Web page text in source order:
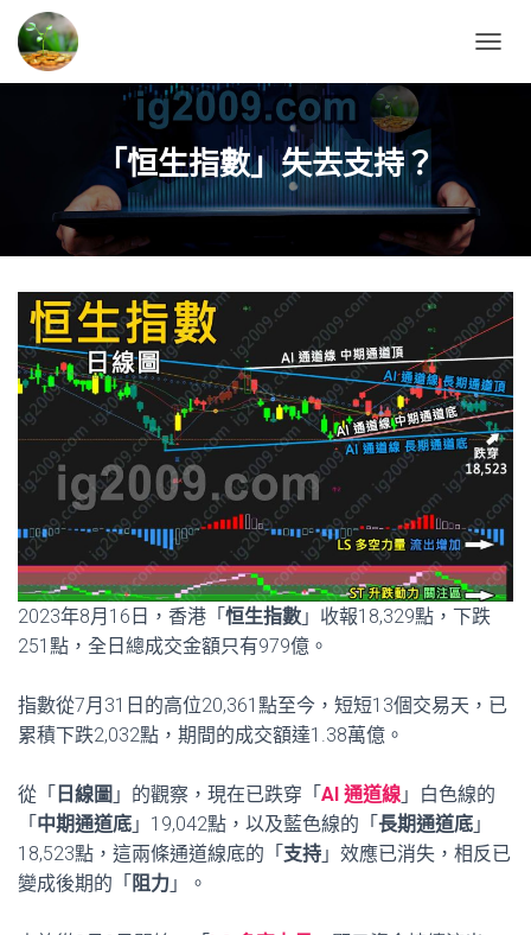
O
A
T
O
N
「恒生指數」失去支持？
2023年8月16日，香港「 恒生指數 」收報18,329點，下跌
251點，全日總成交金額只有979億。
指數從7月31日的高位20,361點至今，短短13個交易天，已
累積下跌2,032點，期間的成交額達1.38萬億。
從「 日線圖 」的觀察，現在已跌穿「 AI 通道線 」白色線的
「 中期通道底 」19,042點，以及藍色線的「 長期通道底 」
18,523點，這兩條通道線底的「 支持 」效應已消失，相反已
變成後期的「 阻力 」。